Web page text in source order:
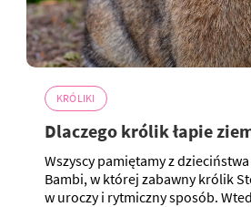
KRÓLIKI
Dlaczego królik łapie
Wszyscy pamiętamy z
Bambi, w której zabawny królik
w uroczy i rytmiczny sposób.